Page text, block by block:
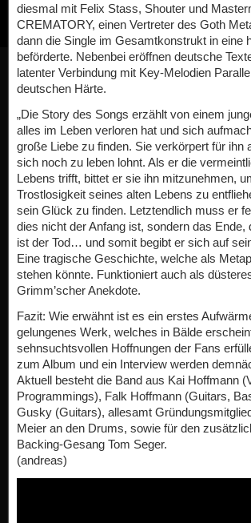
diesmal mit Felix Stass, Shouter und
CREMATORY, einen Vertreter des Goth
dann die Single im Gesamtkonstrukt in eine
beförderte. Nebenbei eröffnen deutsche
latenter Verbindung mit Key-Melodien
deutschen Härte.
„Die Story des Songs erzählt von einem
alles im Leben verloren hat und sich
große Liebe zu finden. Sie verkörpert für ihn
sich noch zu leben lohnt. Als er die
Lebens trifft, bittet er sie ihn mitzunehmen,
Trostlosigkeit seines alten Lebens zu
sein Glück zu finden. Letztendlich muss er
dies nicht der Anfang ist, sondern das Ende,
ist der Tod… und somit begibt er sich auf
Eine tragische Geschichte, welche als
stehen könnte. Funktioniert auch als
Grimm’scher Anekdote.
Fazit: Wie erwähnt ist es ein erstes
gelungenes Werk, welches in Bälde
sehnsuchtsvollen Hoffnungen der Fans
zum Album und ein Interview werden
Aktuell besteht die Band aus Kai Hoffmann
Programmings), Falk Hoffmann (Guitars,
Gusky (Guitars), allesamt
Meier an den Drums, sowie für den
Backing-Gesang Tom Seger.
(andreas)